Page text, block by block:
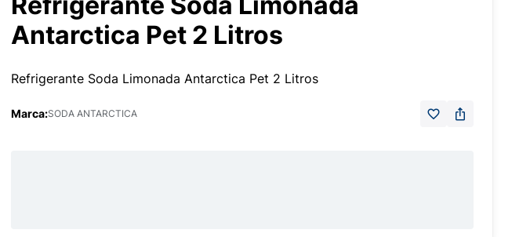
Antarctica Pet 2 Litros
Refrigerante Soda Limonada Antarctica Pet 2 Litros
Marca:SODA ANTARCTICA